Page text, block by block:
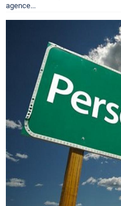
agence...